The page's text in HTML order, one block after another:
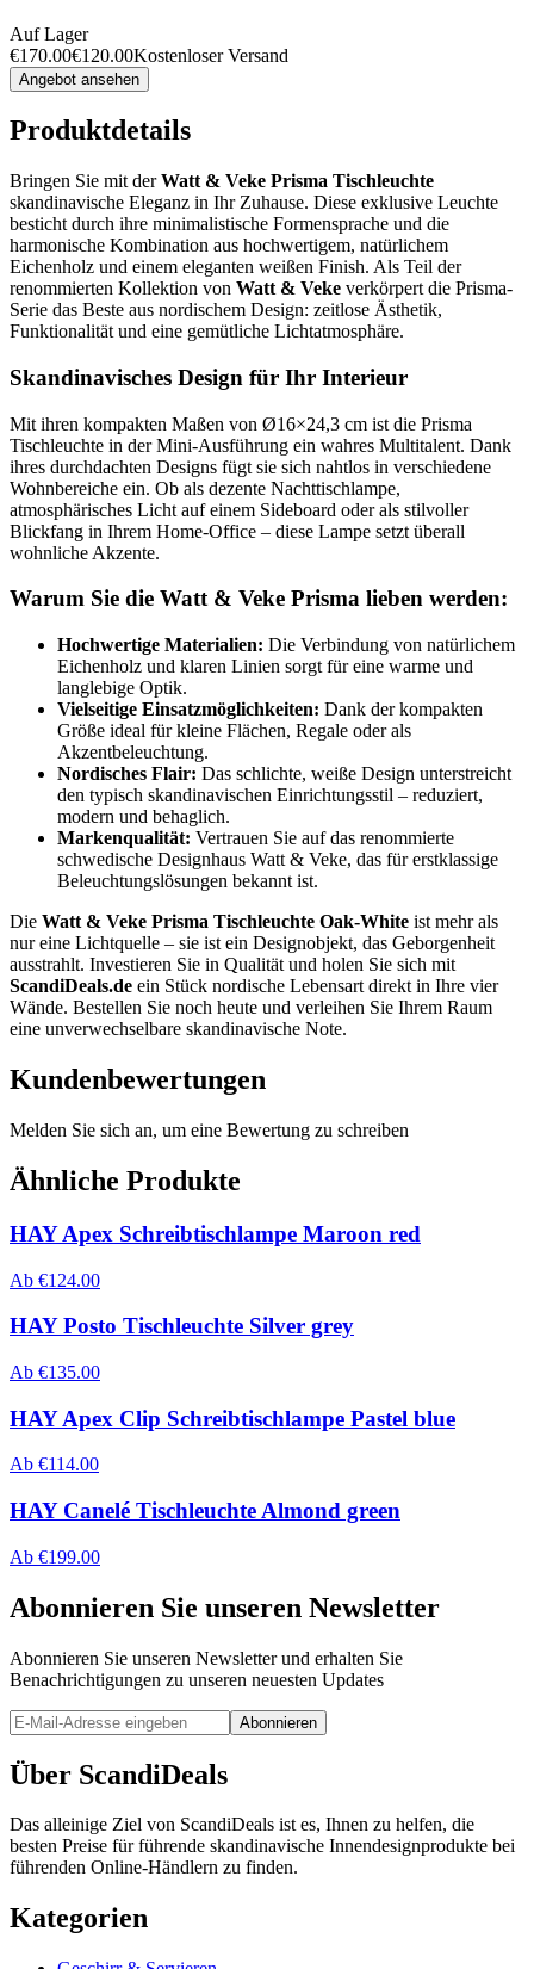
Auf Lager
€170.00€120.00Kostenloser Versand
Angebot ansehen
Produktdetails
Bringen Sie mit derWatt & Veke Prisma Tischleuchte
skandinavische Eleganz in Ihr Zuhause. Diese exklusive Leuchte
besticht durch ihre minimalistische Formensprache und die
harmonische Kombination aus hochwertigem, natürlichem
Eichenholz und einem eleganten weißen Finish. Als Teil der
renommierten Kollektion von Watt & Veke verkörpert die Prisma-
Serie das Beste aus nordischem Design: zeitlose Ästhetik,
Funktionalität und eine gemütliche Lichtatmosphäre.
Skandinavisches Design für Ihr Interieur
Mit ihren kompakten Maßen von Ø16×24,3 cm ist die Prisma
Tischleuchte in der Mini-Ausführung ein wahres Multitalent. Dank
ihres durchdachten Designs fügt sie sich nahtlos in verschiedene
Wohnbereiche ein. Ob als dezente Nachttischlampe,
atmosphärisches Licht auf einem Sideboard oder als stilvoller
Blickfang in Ihrem Home-Office – diese Lampe setzt überall
wohnliche Akzente.
Warum Sie die Watt & Veke Prisma lieben werden:
Hochwertige Materialien: Die Verbindung von natürlichem
Eichenholz und klaren Linien sorgt für eine warme und
langlebige Optik.
Vielseitige Einsatzmöglichkeiten: Dank der kompakten
Größe ideal für kleine Flächen, Regale oder als
Akzentbeleuchtung.
Nordisches Flair: Das schlichte, weiße Design unterstreicht
den typisch skandinavischen Einrichtungsstil – reduziert,
modern und behaglich.
Markenqualität: Vertrauen Sie auf das renommierte
schwedische Designhaus Watt & Veke, das für erstklassige
Beleuchtungslösungen bekannt ist.
Die Watt & Veke Prisma Tischleuchte Oak-White ist mehr als
nur eine Lichtquelle – sie ist ein Designobjekt, das Geborgenheit
ausstrahlt. Investieren Sie in Qualität und holen Sie sich mit
ScandiDeals.de ein Stück nordische Lebensart direkt in Ihre vier
Wände. Bestellen Sie noch heute und verleihen Sie Ihrem Raum
eine unverwechselbare skandinavische Note.
Kundenbewertungen
Melden Sie sich an, um eine Bewertung zu schreiben
Ähnliche Produkte
HAY Apex Schreibtischlampe Maroon red
Ab €124.00
HAY Posto Tischleuchte Silver grey
Ab €135.00
HAY Apex Clip Schreibtischlampe Pastel blue
Ab €114.00
HAY Canelé Tischleuchte Almond green
Ab €199.00
Abonnieren Sie unseren Newsletter
Abonnieren Sie unseren Newsletter und erhalten Sie
Benachrichtigungen zu unseren neuesten Updates
Abonnieren
Über ScandiDeals
Das alleinige Ziel von ScandiDeals ist es, Ihnen zu helfen, die
besten Preise für führende skandinavische Innendesignprodukte bei
führenden Online-Händlern zu finden.
Kategorien